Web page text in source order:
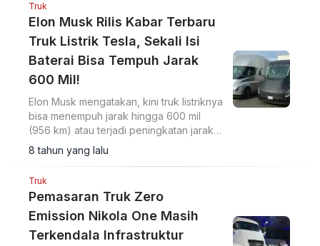
Truk
Elon Musk Rilis Kabar Terbaru
Truk Listrik Tesla, Sekali Isi
Baterai Bisa Tempuh Jarak
600 Mil!
Elon Musk mengatakan, kini truk listriknya
bisa menempuh jarak hingga 600 mil
(956 km) atau terjadi peningkatan jarak
tempuh sekitar 20 persen lebih dari
sebelumnya.
8 tahun yang lalu
Truk
Pemasaran Truk Zero
Emission Nikola One Masih
Terkendala Infrastruktur